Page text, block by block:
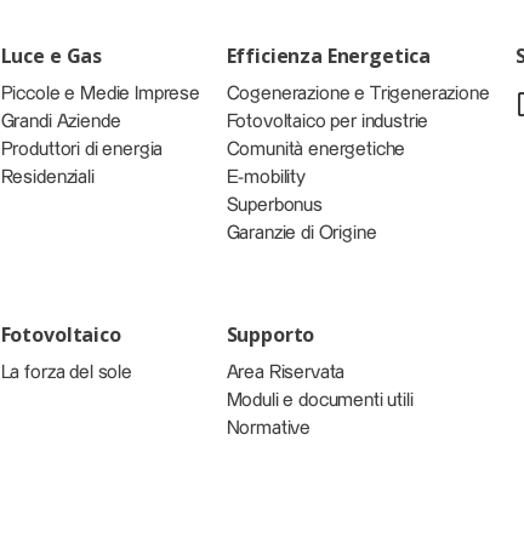
Luce e Gas
Piccole e Medie Imprese
Grandi Aziende
Produttori di energia
Residenziali
Efficienza Energetica
Cogenerazione e Trigenerazione
Fotovoltaico per industrie
Comunità energetiche
E-mobility
Superbonus
Garanzie di Origine
Fotovoltaico
La forza del sole
Supporto
Area Riservata
Moduli e documenti utili
Normative